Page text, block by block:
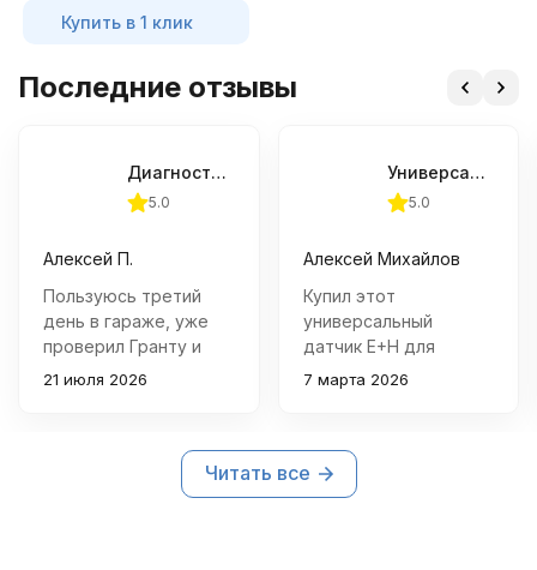
Купить в 1 клик
Последние отзывы
Диагностический сканер АВТОАС-СКАН - Старт
5.0
Алексей П.
Пользуюсь третий
день в гараже, уже
проверил Гранту и
Газель - к ноутбуку на
находит и стирает
быстро, параметры в
реальном времени
21 июля 2026
Универсальный датчик E+H для АВТОАС-ЭКСПРЕСС
5.0
Алексей Михайлов
Купил этот
универсальный
датчик E+H для
АВТОАС-ЭКСПРЕСС и
отлично справляется
со своей задачей по
контролю за
7 марта 2026
Читать все